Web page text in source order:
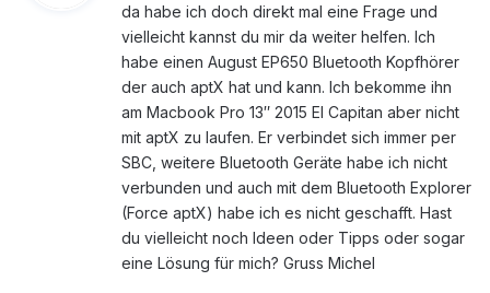
:
da habe ich doch direkt mal eine Frage und
vielleicht kannst du mir da weiter helfen. Ich
habe einen August EP650 Bluetooth Kopfhörer
der auch aptX hat und kann. Ich bekomme ihn
am Macbook Pro 13″ 2015 El Capitan aber nicht
mit aptX zu laufen. Er verbindet sich immer per
SBC, weitere Bluetooth Geräte habe ich nicht
verbunden und auch mit dem Bluetooth Explorer
(Force aptX) habe ich es nicht geschafft. Hast
du vielleicht noch Ideen oder Tipps oder sogar
eine Lösung für mich? Gruss Michel